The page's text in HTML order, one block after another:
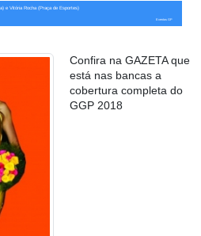
e Vitória Rocha (Praça de Esportes)
Eventos GP
Confira na GAZETA que
está nas bancas a
cobertura completa do
GGP 2018